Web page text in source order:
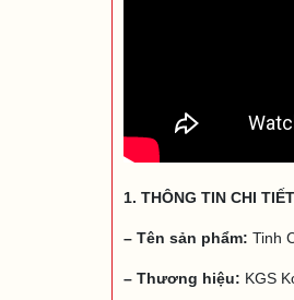
1. THÔNG TIN CHI TIẾT
– Tên sản phẩm: Tinh
– Thương hiệu: KGS